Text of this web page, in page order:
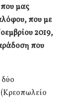
μας
που με
2019,
που